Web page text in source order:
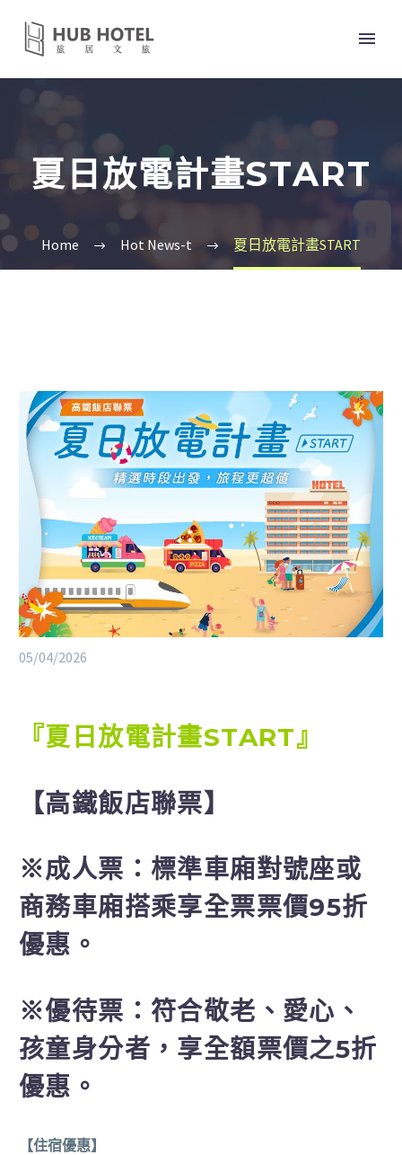
夏日放電計畫START
Home Hot News-t 夏日放電計畫START
05/04/2026
『夏日放電計畫START』
【高鐵飯店聯票】
※成人票：標準車廂對號座或
商務車廂搭乘享全票票價95折
優惠。
※優待票：符合敬老、愛心、
孩童身分者，享全額票價之5折
優惠。
【住宿優惠】